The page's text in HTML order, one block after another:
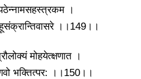
।
।।149।।
मोहयेत्क्षणात ।
भक्तित्पर: ।।150।।